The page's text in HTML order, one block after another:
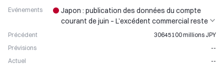
Evénements
Japon : publication des données du compte
courant de juin – L’excédent commercial reste
Précédent
30645100 millions JPY
Prévisions
--
Actuel
--